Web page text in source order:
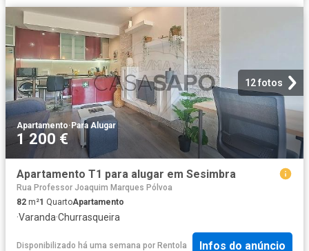
12 fotos
Apartamento· Para Alugar
1 200 €
Apartamento T1 para alugar em Sesimbra
Rua Professor Joaquim Marques Pólvoa
82 m²1 QuartoApartamento
·Varanda·Churrasqueira
Disponibilizado há uma semana por Rentola Infos do anúncio